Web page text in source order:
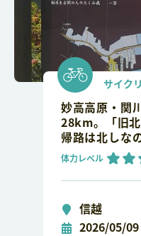
サイク
妙高高原・関
28km。「旧北
帰路は北しな
体力レベル
信越
2026/05/